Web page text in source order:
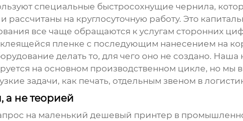
специальные быстросохнущие чернила,
на круглосуточную работу. Это
все чаще обращаются к услугам сторонних
пленке с последующим нанесением на
делать то, для чего оно не создано.
на основном производственном цикле, но мы
задачи, как печать, отдельным звеном в
не теорией
на маленький дешевый принтер в